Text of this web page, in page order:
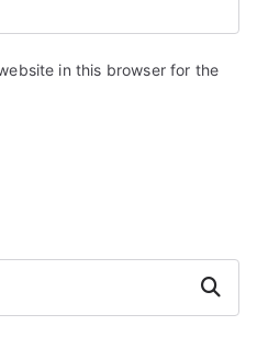
in this browser for the
Search